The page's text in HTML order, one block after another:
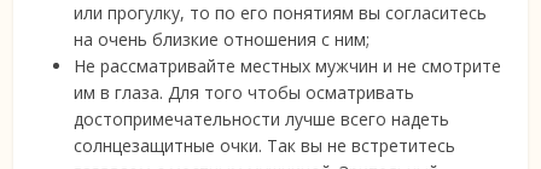
или прогулку, то по его понятиям вы согласитесь
на очень близкие отношения с ним;
Не рассматривайте местных мужчин и не смотрите
им в глаза. Для того чтобы осматривать
достопримечательности лучше всего надеть
солнцезащитные очки. Так вы не встретитесь